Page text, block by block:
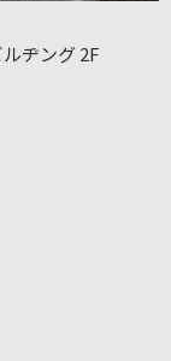
ヂング 2F